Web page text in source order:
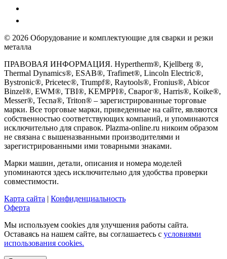
© 2026 Оборудование и комплектующие для сварки и резки
металла
ПРАВОВАЯ ИНФОРМАЦИЯ. Hypertherm®, Kjellberg ®,
Thermal Dynamics®, ESAB®, Trafimet®, Lincoln Electric®,
Bystronic®, Pricetec®, Trumpf®, Raytools®, Fronius®, Abicor
Binzel®, EWM®, TBI®, KEMPPI®, Сварог®, Harris®, Koike®,
Messer®, Tecna®, Triton® – зарегистрированные торговые
марки. Все торговые марки, приведенные на сайте, являются
собственностью соответствующих компаний, и упоминаются
исключительно для справок. Plazma-online.ru никоим образом
не связана с вышеназванными производителями и
зарегистрированными ими товарными знаками.
Марки машин, детали, описания и номера моделей
упоминаются здесь исключительно для удобства проверки
совместимости.
Карта сайта | Конфиденциальность
Оферта
Мы используем cookies для улучшения работы сайта.
Оставаясь на нашем сайте, вы соглашаетесь с условиями
использования cookies.